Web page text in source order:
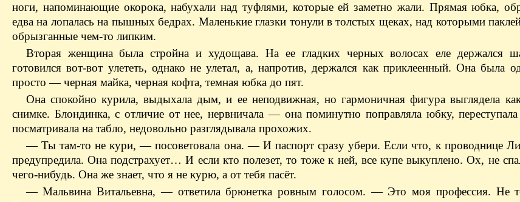
ноги, напоминающие окорока, набухали над туфлями, которые ей заметно жали. Прямая юбка,
едва на лопалась на пышных бедрах. Маленькие глазки тонули в толстых щеках, над которыми
обрызганные чем-то липким.
Вторая женщина была стройна и худощава. На ее гладких черных волосах еле держался
готовился вот-вот улететь, однако не улетал, а, напротив, держался как приклеенный. Она была
просто — черная майка, черная кофта, темная юбка до пят.
Она спокойно курила, выдыхала дым, и ее неподвижная, но гармоничная фигура выглядела
снимке. Блондинка, с отличие от нее, нервничала — она поминутно поправляла юбку,
посматривала на табло, недовольно разглядывала прохожих.
— Ты там-то не кури, — посоветовала она. — И паспорт сразу убери. Если что, к проводнице
предупредила. Она подстрахует… И если кто полезет, то тоже к ней, все купе выкуплено. Ох, не
чего-нибудь. Она же знает, что я не курю, а от тебя пасёт.
— Мальвина Витальевна, — ответила брюнетка ровным голосом. — Это моя профессия. Не